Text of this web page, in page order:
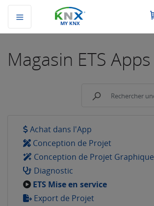
MY KNX
Magasin ETS Apps
Achat dans l'App
Conception de Projet
Conception de Projet Graphique
Diagnostic
ETS Mise en service
Export de Projet